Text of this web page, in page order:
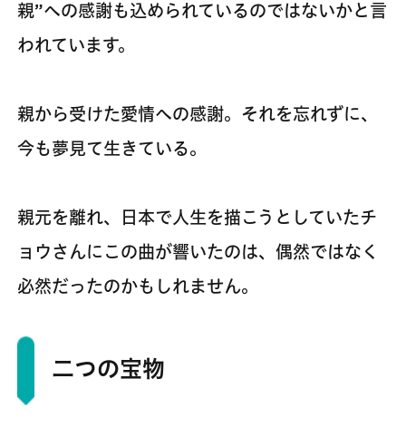
親”への感謝も込められているのではないかと言
われています。
親から受けた愛情への感謝。それを忘れずに、
今も夢見て生きている。
親元を離れ、日本で人生を描こうとしていたチ
ョウさんにこの曲が響いたのは、偶然ではなく
必然だったのかもしれません。
二つの宝物